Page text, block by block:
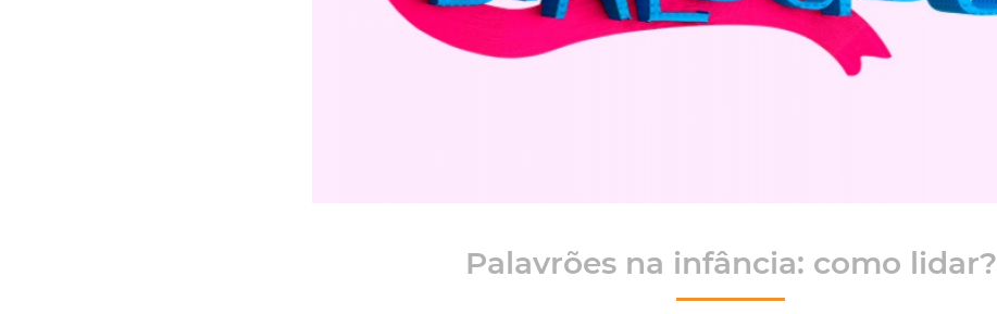
Palavrões na infância: como lidar?